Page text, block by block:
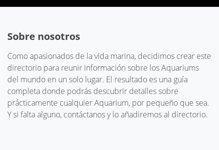
Sobre nosotros
Como apasionados de la vida marina, decidimos crear este
directorio para reunir información sobre los Aquariums
del mundo en un solo lugar. El resultado es una guía
completa donde podrás descubrir detalles sobre
prácticamente cualquier Aquarium, por pequeño que sea.
Y si falta alguno, contáctanos y lo añadiremos al directorio.